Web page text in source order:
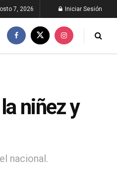
7, 2026 Iniciar Sesión
niñez y
nacional.